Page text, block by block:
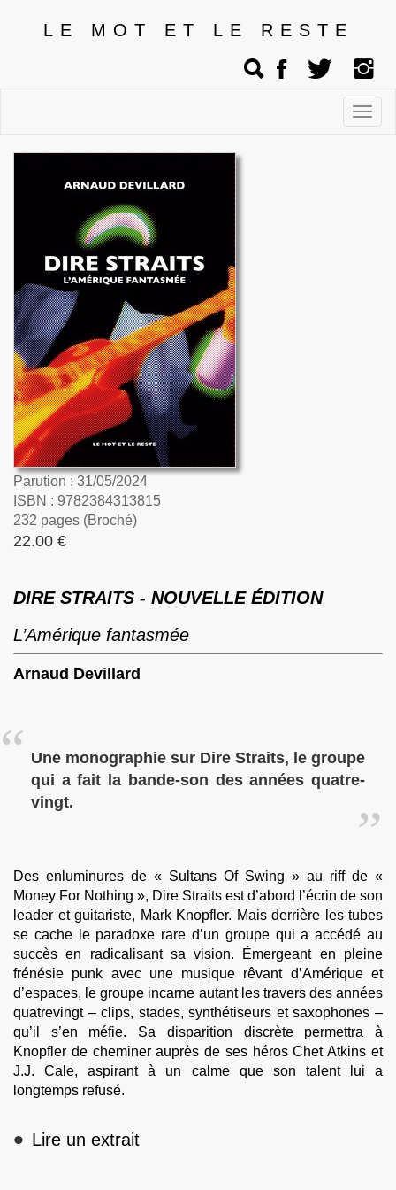
LE MOT ET LE RESTE
Parution : 31/05/2024
ISBN : 9782384313815
232 pages (Broché)
22.00 €
DIRE STRAITS - NOUVELLE ÉDITION
L’Amérique fantasmée
Arnaud Devillard
Une monographie sur Dire Straits, le groupe
qui a fait la bande-son des années quatre-
vingt.
Des enluminures de « Sultans Of Swing » au riff de «
Money For Nothing », Dire Straits est d’abord l’écrin de son
leader et guitariste, Mark Knopfler. Mais derrière les tubes
se cache le paradoxe rare d’un groupe qui a accédé au
succès en radicalisant sa vision. Émergeant en pleine
frénésie punk avec une musique rêvant d’Amérique et
d’espaces, le groupe incarne autant les travers des années
quatrevingt – clips, stades, synthétiseurs et saxophones –
qu’il s’en méfie. Sa disparition discrète permettra à
Knopfler de cheminer auprès de ses héros Chet Atkins et
J.J. Cale, aspirant à un calme que son talent lui a
longtemps refusé.
• Lire un extrait